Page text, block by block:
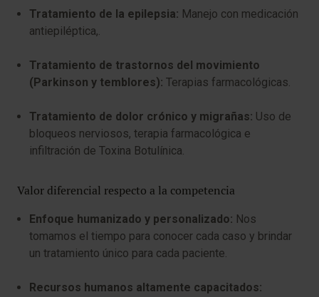
Tratamiento de la epilepsia: Manejo con medicación
antiepiléptica,.
Tratamiento de trastornos del movimiento
(Parkinson y temblores): Terapias farmacológicas.
Tratamiento de dolor crónico y migrañas: Uso de
bloqueos nerviosos, terapia farmacológica e
infiltración de Toxina Botulínica.
Valor diferencial respecto a la competencia
Enfoque humanizado y personalizado: Nos
tomamos el tiempo para conocer cada caso y brindar
un tratamiento único para cada paciente.
Recursos humanos altamente capacitados: